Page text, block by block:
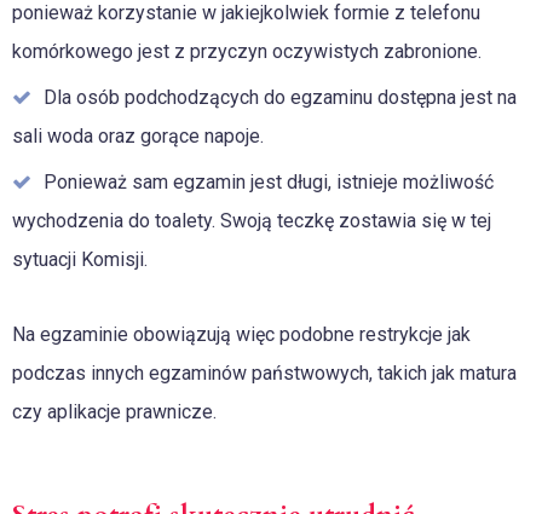
ponieważ korzystanie w jakiejkolwiek formie z telefonu
komórkowego jest z przyczyn oczywistych zabronione.
Dla osób podchodzących do egzaminu dostępna jest na
sali woda oraz gorące napoje.
Ponieważ sam egzamin jest długi, istnieje możliwość
wychodzenia do toalety. Swoją teczkę zostawia się w tej
sytuacji Komisji.
Na egzaminie obowiązują więc podobne restrykcje jak
podczas innych egzaminów państwowych, takich jak matura
czy aplikacje prawnicze.